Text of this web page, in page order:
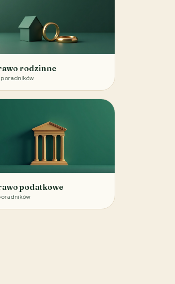
rodzinne
poradników
podatkowe